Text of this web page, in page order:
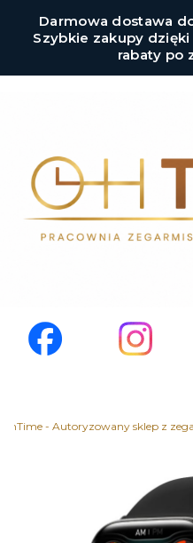
Darmowa dostawa
Szybkie zakupy dzięki
rabaty po
OhTime - Autoryzowany sklep z